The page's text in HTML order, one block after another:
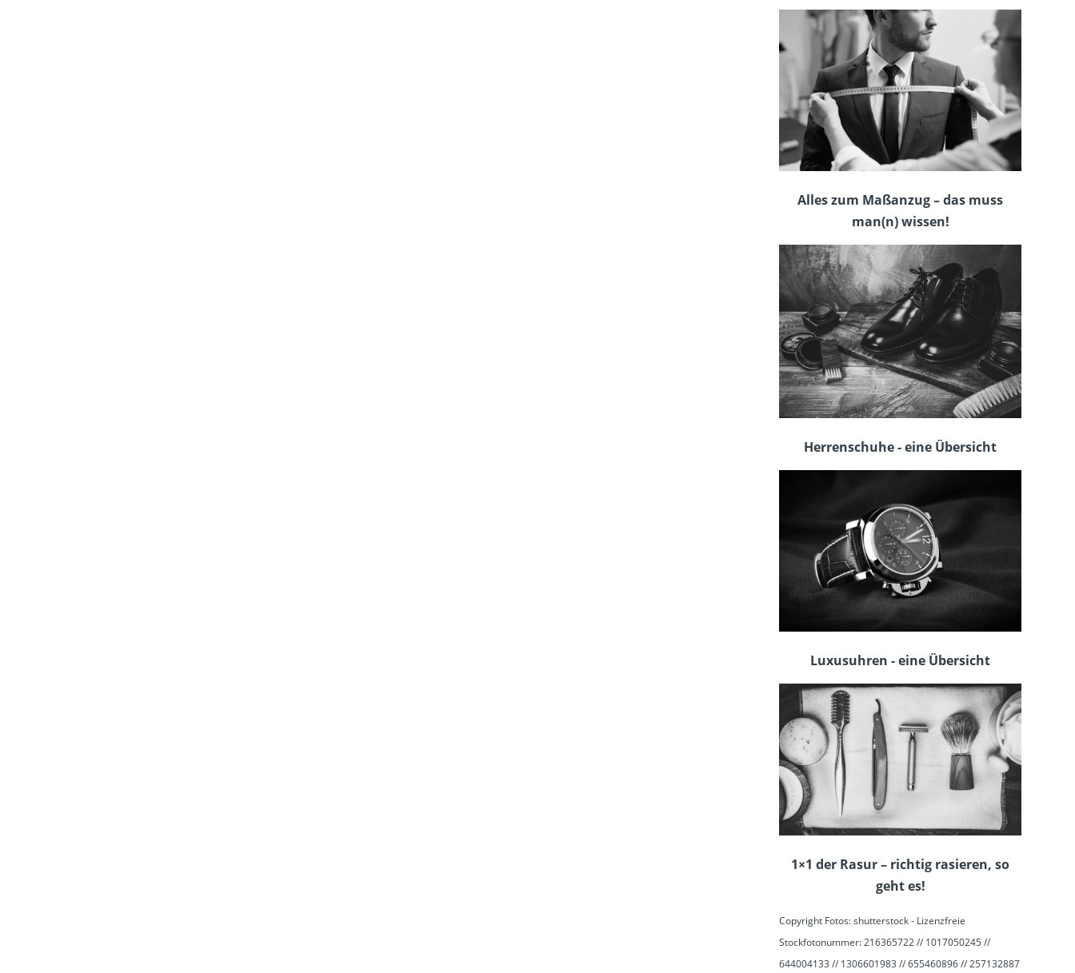
Alles zum Maßanzug – das muss
man(n) wissen!
Herrenschuhe - eine Übersicht
Luxusuhren - eine Übersicht
1×1 der Rasur – richtig rasieren, so
geht es!
Copyright Fotos: shutterstock - Lizenzfreie
Stockfotonummer: 216365722 // 1017050245 //
644004133 // 1306601983 // 655460896 // 257132887